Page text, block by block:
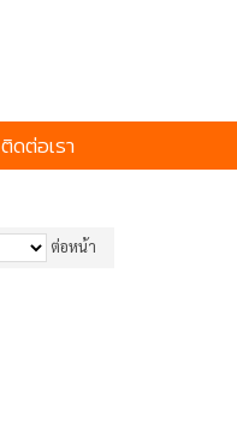
ติดต่อเรา
ต่อหน้า